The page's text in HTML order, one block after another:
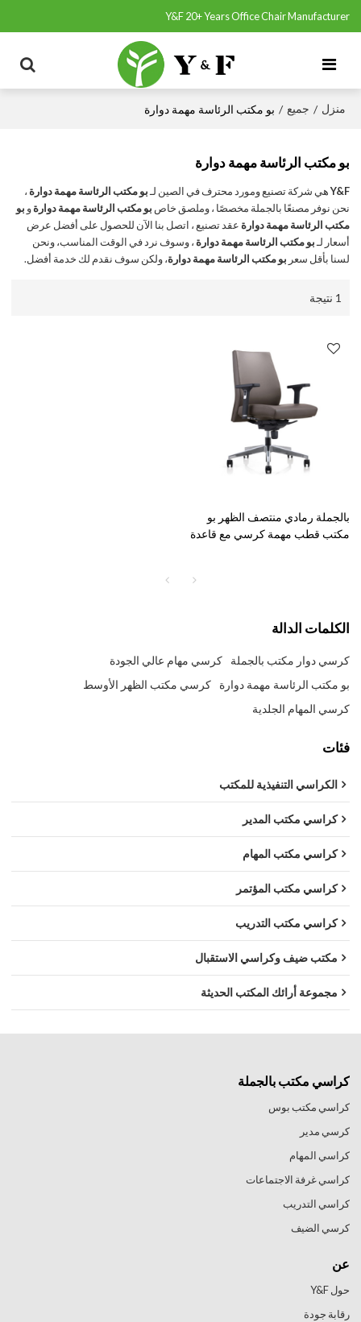
Y&F 20+ Years Office Chair Manufacturer
منزل / جميع / بو مكتب الرئاسة مهمة دوارة
بو مكتب الرئاسة مهمة دوارة
Y&Fهي شركة تصنيع ومورد محترف في الصين لـبو مكتب الرئاسة مهمة دوارة ،
نحن نوفر مصنعًا بالجملة مخصصًا ، وملصق خاص بو مكتب الرئاسة مهمة دوارةو بو
مكتب الرئاسة مهمة دوارة عقد تصنيع ، اتصل بنا الآن للحصول على أفضل عرض
أسعار لـبو مكتب الرئاسة مهمة دوارة ، وسوف نرد في الوقت المناسب، ونحن
لسنا بأقل سعر بو مكتب الرئاسة مهمة دوارة، ولكن سوف نقدم لك خدمة أفضل.
1 نتيجة
بالجملة رمادي منتصف الظهر بو
مكتب قطب مهمة كرسي مع قاعدة
الكلمات الدالة
كرسي دوار مكتب بالجملة
كرسي مهام عالي الجودة
بو مكتب الرئاسة مهمة دوارة
كرسي مكتب الظهر الأوسط
كرسي المهام الجلدية
فئات
الكراسي التنفيذية للمكتب
كراسي مكتب المدير
كراسي مكتب المهام
كراسي مكتب المؤتمر
كراسي مكتب التدريب
مكتب ضيف وكراسي الاستقبال
مجموعة أرائك المكتب الحديثة
كراسي مكتب بالجملة
كراسي مكتب بوس
كرسي مدير
كراسي المهام
كراسي غرفة الاجتماعات
كراسي التدريب
كرسي الضيف
عن
حول Y&F
رقابة جودة